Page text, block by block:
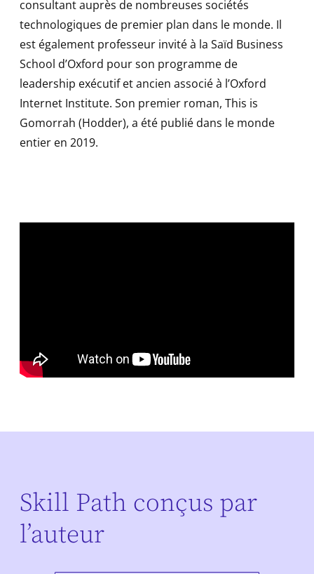
consultant auprès de nombreuses sociétés
technologiques de premier plan dans le monde. Il
est également professeur invité à la Saïd Business
School d’Oxford pour son programme de
leadership exécutif et ancien associé à l’Oxford
Internet Institute. Son premier roman, This is
Gomorrah (Hodder), a été publié dans le monde
entier en 2019.
Skill Path conçus par
l’auteur